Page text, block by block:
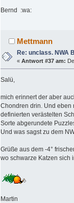
Bernd :wa:
Mettmann
Re: unclass. NWA
«Antwort #37 am:
Salü,
mich erinnert der aber
Chondren drin. Und eben
definierten verästelten
Sorte abgerundete
Und was sagst zu dem
Grüße aus dem -4°
wo schwarze Katzen sich
Martin